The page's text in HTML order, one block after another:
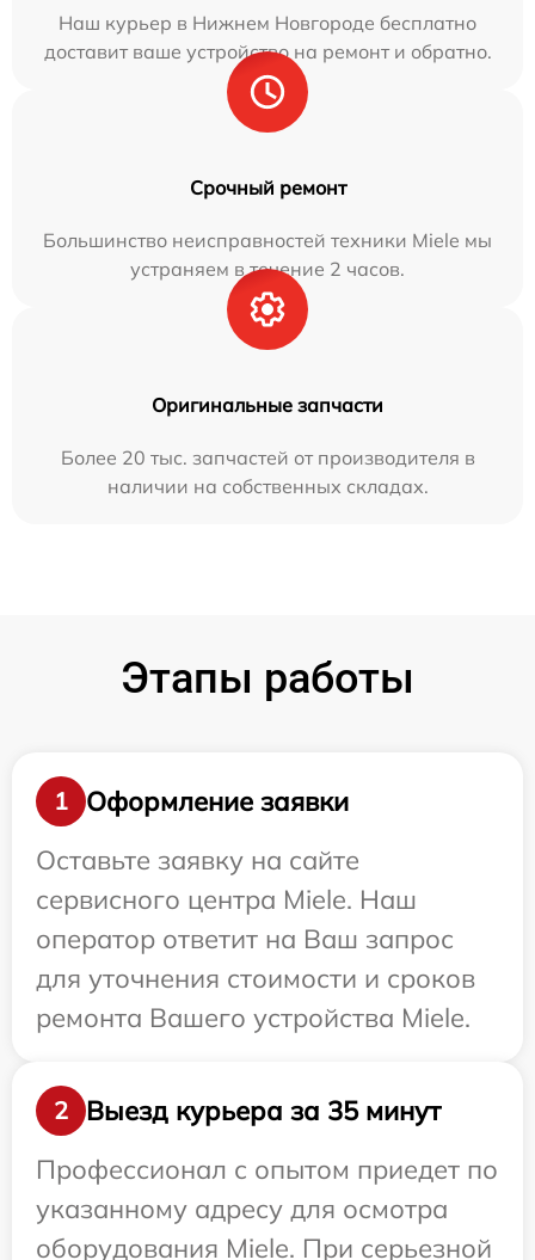
Наш курьер в Нижнем Новгороде бесплатно
доставит ваше устройство на ремонт и обратно.
Срочный ремонт
Большинство неисправностей техники Miele мы
устраняем в течение 2 часов.
Оригинальные запчасти
Более 20 тыс. запчастей от производителя в
наличии на собственных складах.
Этапы работы
1
Оформление заявки
Оставьте заявку на сайте
сервисного центра Miele. Наш
оператор ответит на Ваш запрос
для уточнения стоимости и сроков
ремонта Вашего устройства Miele.
2
Выезд курьера за 35 минут
Профессионал с опытом приедет по
указанному адресу для осмотра
оборудования Miele. При серьезной